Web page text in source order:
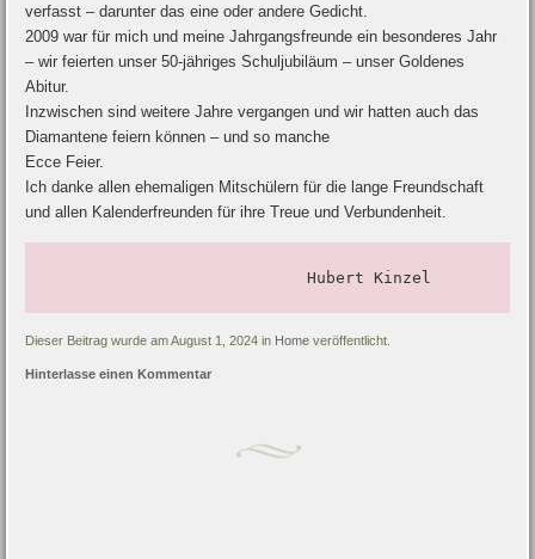
verfasst – darunter das eine oder andere Gedicht.
2009 war für mich und meine Jahrgangsfreunde ein besonderes Jahr
– wir feierten unser 50-jähriges Schuljubiläum – unser Goldenes
Abitur.
Inzwischen sind weitere Jahre vergangen und wir hatten auch das
Diamantene feiern können – und so manche
Ecce Feier.
Ich danke allen ehemaligen Mitschülern für die lange Freundschaft
und allen Kalenderfreunden für ihre Treue und Verbundenheit.
                           Hubert Kinzel
Dieser Beitrag wurde am August 1, 2024 in Home veröffentlicht.
Hinterlasse einen Kommentar